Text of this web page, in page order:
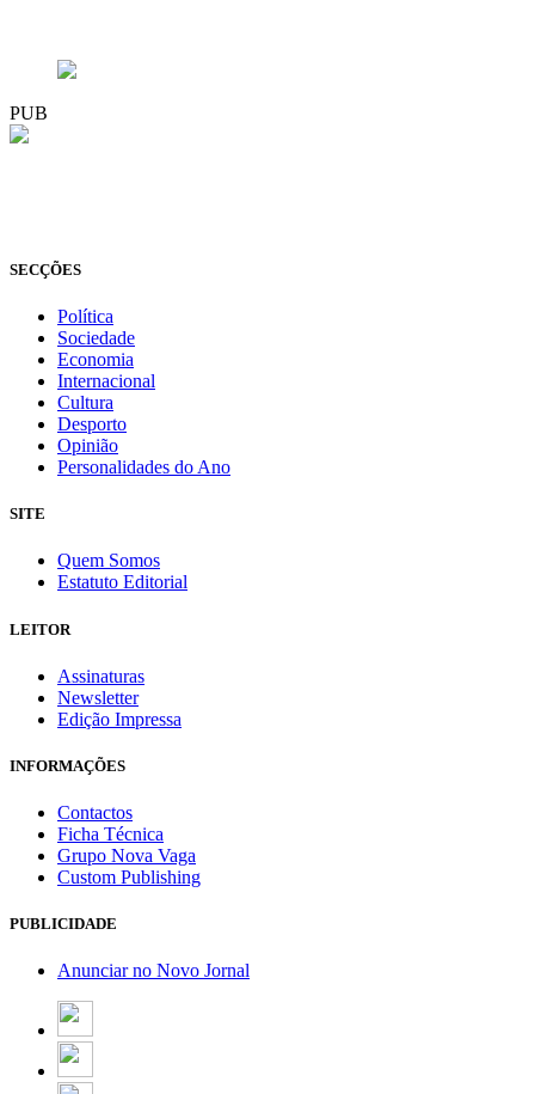
PUB
SECÇÕES
Política
Sociedade
Economia
Internacional
Cultura
Desporto
Opinião
Personalidades do Ano
SITE
Quem Somos
Estatuto Editorial
LEITOR
Assinaturas
Newsletter
Edição Impressa
INFORMAÇÕES
Contactos
Ficha Técnica
Grupo Nova Vaga
Custom Publishing
PUBLICIDADE
Anunciar no Novo Jornal